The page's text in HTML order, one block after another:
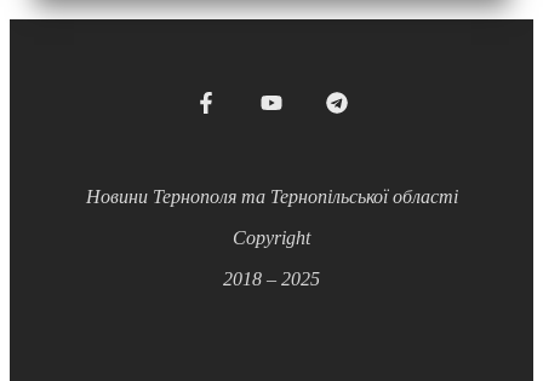
Новини Тернополя та Тернопільської області
Copyright
2018 – 2025